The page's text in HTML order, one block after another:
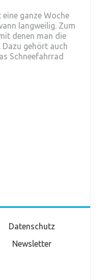
ganze Woche
langweilig. Zum
denen man die
gehört auch
Schneefahrrad
Datenschutz
Newsletter